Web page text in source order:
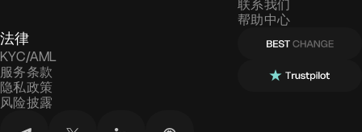
联系我们
帮助中心
法律
KYC/AML
服务条款
隐私政策
风险披露